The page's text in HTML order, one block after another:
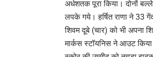
अर्धशतक पूरा किया। दोनों
लपके गये। हर्षित राणा ने 33
शिवम दूबे (चार) को भी अपना
मार्कस स्टॉयनिस ने आउट